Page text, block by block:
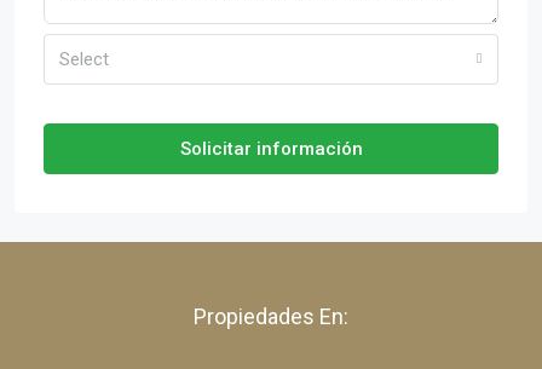
Select
Solicitar información
Propiedades En: